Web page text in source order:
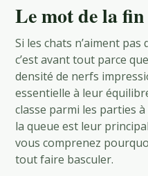
Le mot de la fin
Si les chats n’aiment
c’est avant tout parce
densité de nerfs
essentielle à leur
classe parmi les parties
la queue est leur
vous comprenez
tout faire basculer.